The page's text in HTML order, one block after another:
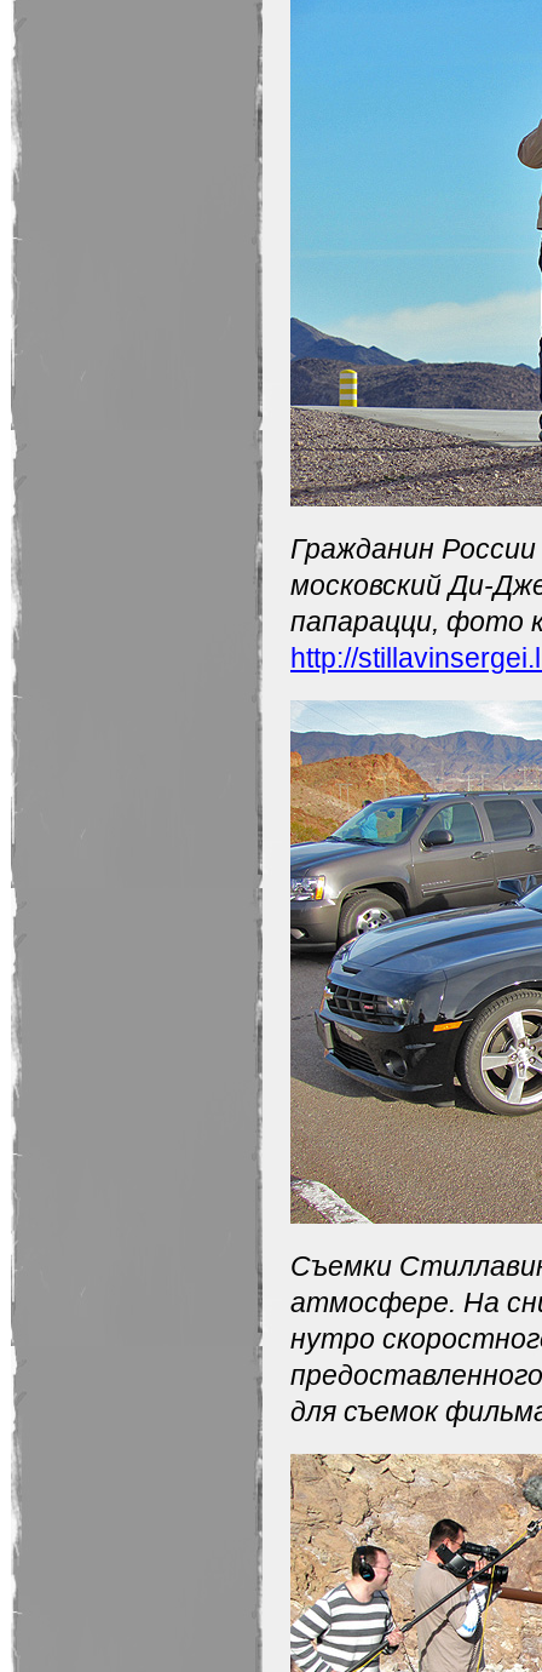
Гражданин
московский Ди-
папарацци, фото
http://
Съемки
атмосфере. На
нутро
для съемок